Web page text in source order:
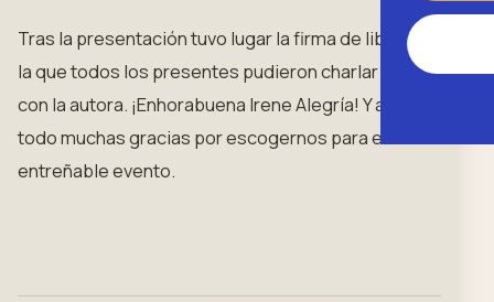
Tras la presentación tuvo lugar la firma de libros en
la que todos los presentes pudieron charlar un rato
con la autora. ¡Enhorabuena Irene Alegría! Y ante
todo muchas gracias por escogernos para este
entreñable evento.